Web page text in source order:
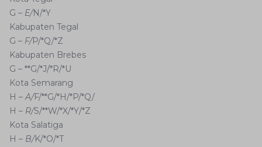
G – E/N/*Y
Kabupaten Tegal
G – F/P/*Q/*Z
Kabupaten Brebes
G – **G/*J/*R/*U
Kota Semarang
H –A/F/**G/*H/*P/*Q/
H – R/S/**W/*X/*Y/*Z
Kota Salatiga
H – B/K/*O/*T